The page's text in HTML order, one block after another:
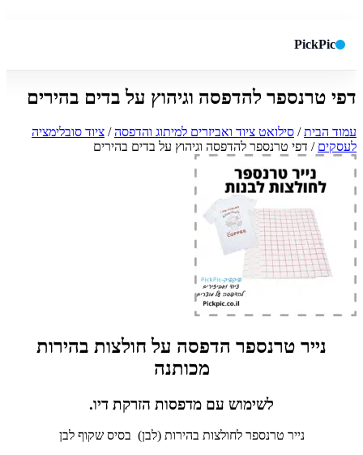
PickPic
דפי טרנספר להדפסה וגיהוץ על בדים בהירים
עמוד הבית/ סילואט ציוד ואביזרים למיתוג והדפסה/ ציוד סובלימציה
לעסקים / דפי טרנספר להדפסה וגיהוץ על בדים בהירים
נייר טרנספר הדפסה על חולצות בהירות
מכותנה
לשימוש עם מדפסות הזרקת דיו.
נייר טרנספר לחולצות בהירות (לבן) בסיס שקוף לבן